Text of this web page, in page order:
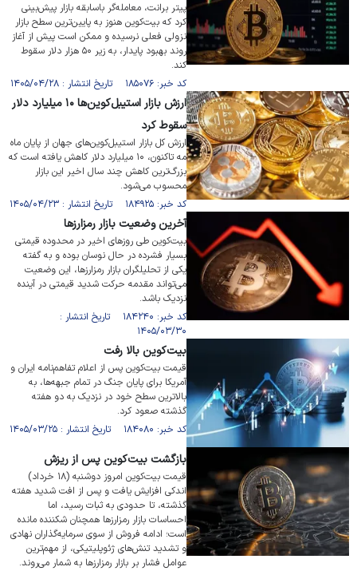
پیتر برانت، معامله‌گر باسابقه بازار پیش‌بینی
کرد که بیت‌کوین هنوز به پایین‌ترین سطح بازار
نزولی فعلی نرسیده و ممکن است پیش از آغاز
روند بهبود پایدار، به زیر ۵۰ هزار دلار سقوط
کند.
کد خبر: ۱۸۵۰۷۶ تاریخ انتشار : ۱۴۰۵/۰۴/۲۸
ارزش بازار استیبل‌کوین‌ها ۱۰ میلیارد دلار
سقوط کرد
ارزش کل بازار استیبل‌کوین‌های جهان از پایان ماه
مه تاکنون، ۱۰ میلیارد دلار کاهش یافته است که
بزرگ‌ترین کاهش چند سال اخیر این بازار
محسوب می‌شود.
کد خبر: ۱۸۴۹۲۵ تاریخ انتشار : ۱۴۰۵/۰۴/۲۳
آخرین وضعیت بازار رمزارزها
بیت‌کوین طی روز‌های اخیر در محدوده قیمتی
بسیار فشرده در حال نوسان بوده و به گفته
یکی از تحلیلگران بازار رمزارزها، این وضعیت
می‌تواند مقدمه حرکت شدید قیمتی در آینده
نزدیک باشد.
کد خبر: ۱۸۴۲۴۰ تاریخ انتشار :
۱۴۰۵/۰۳/۳۰
بیت‌کوین بالا رفت
قیمت بیت‌کوین پس از اعلام تفاهم‌نامه ایران و
آمریکا برای پایان جنگ در تمام جبهه‌ها، به
بالاترین سطح خود در نزدیک به دو هفته
گذشته صعود کرد.
کد خبر: ۱۸۴۰۸۰ تاریخ انتشار : ۱۴۰۵/۰۳/۲۵
بازگشت بیت‌کوین پس از ریزش
قیمت بیت‌کوین امروز دوشنبه (۱۸ خرداد)
اندکی افزایش یافت و پس از افت شدید هفته
گذشته، تا حدودی به ثبات رسید، اما
احساسات بازار رمزارز‌ها همچنان شکننده مانده
است؛ ادامه فروش از سوی سرمایه‌گذاران نهادی
و تشدید تنش‌های ژئوپلیتیکی، از مهم‌ترین
عوامل فشار بر بازار رمزارز‌ها به شمار می‌روند.